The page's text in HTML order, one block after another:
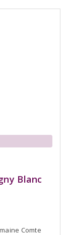
Blanc
Comte